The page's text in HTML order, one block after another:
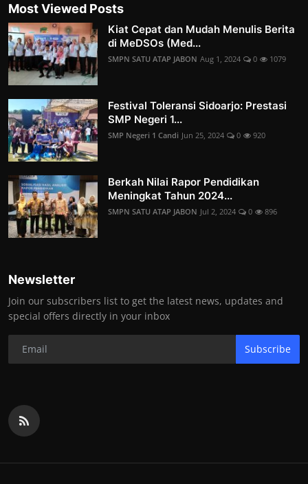
Most Viewed Posts
Kiat Cepat dan Mudah Menulis Berita
di MeDSOs (Med...
SMPN SATU ATAP JABON Aug 1, 2024 0 1079
Festival Toleransi Sidoarjo: Prestasi
SMP Negeri 1...
SMP Negeri 1 Candi Jun 25, 2024 0 920
Berkah Nilai Rapor Pendidikan
Meningkat Tahun 2024...
SMPN SATU ATAP JABON Jul 2, 2024 0 896
Newsletter
Join our subscribers list to get the latest news, updates and
special offers directly in your inbox
Subscribe